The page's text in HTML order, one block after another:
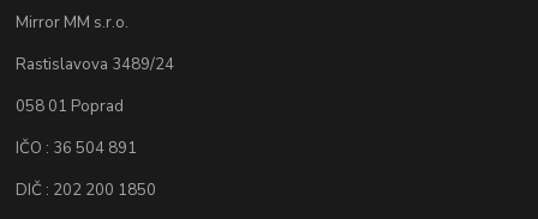
Mirror MM s.r.o.
Rastislavova 3489/24
058 01 Poprad
IČO : 36 504 891
DIČ : 202 200 1850